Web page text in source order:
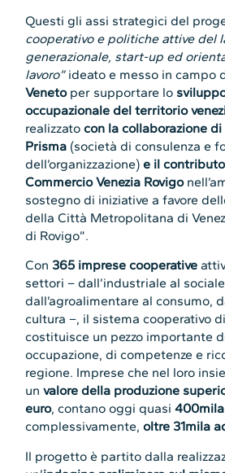
Questi gli assi strategici del
cooperativo e politiche attive del
generazionale, start-up ed
lavoro”ideato e messo in campo
Venetoper supportare lo
occupazionale del territorio
realizzatocon la collaborazione
Prisma (società di consulenza e
dell’organizzazione)e il
Commercio Venezia Rovigo
sostegno di iniziative a favore
della Città Metropolitana di
di Rovigo”.
Con 365 imprese cooperative
settori – dall’industriale al
dall’agroalimentare al consumo,
cultura –, il sistema cooperativo
costituisce un pezzo importante
occupazione, di competenze e
regione. Imprese che nel loro
unvalore della produzione
euro, contano oggi quasi
complessivamente,oltre 31mila
Il progetto è partito dalla